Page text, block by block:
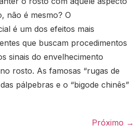
não é mesmo? O
é um dos efeitos mais
que buscam procedimentos
sinais do envelhecimento
rosto. As famosas “rugas de
pálpebras e o “bigode chinês”
Próximo →